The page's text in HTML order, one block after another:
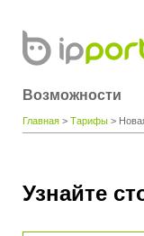
Возможности
Главная > Тарифы >
Узнайте